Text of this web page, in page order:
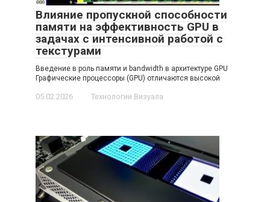
Влияние пропускной способности
памяти на эффективность GPU в
задачах с интенсивной работой с
текстурами
Введение в роль памяти и bandwidth в архитектуре GPU
Графические процессоры (GPU) отличаются высокой
05.02.2026 Технологии Визуала